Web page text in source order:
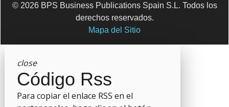
© 2026 BPS Business Publications Spain S.L. Todos los
derechos reservados.
Mapa del Sitio
close
Código Rss
Para copiar el enlace RSS en el